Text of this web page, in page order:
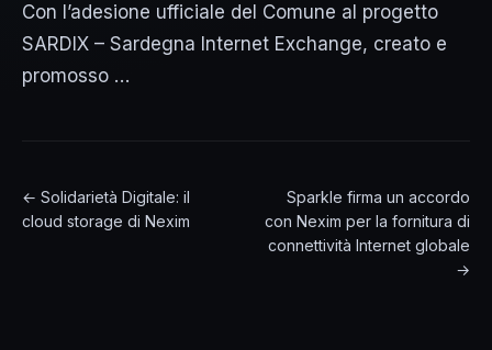
Con l’adesione ufficiale del Comune al progetto
SARDIX – Sardegna Internet Exchange, creato e
promosso …
← Solidarietà Digitale: il
cloud storage di Nexim
Sparkle firma un accordo
con Nexim per la fornitura di
connettività Internet globale
→